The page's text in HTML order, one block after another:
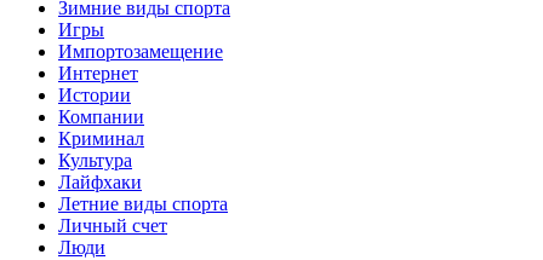
Зимние виды спорта
Игры
Импортозамещение
Интернет
Истории
Компании
Криминал
Культура
Лайфхаки
Летние виды спорта
Личный счет
Люди